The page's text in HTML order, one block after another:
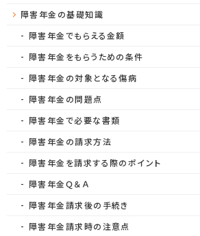
障害年金の基礎知識
障害年金でもらえる金額
障害年金をもらうための条件
障害年金の対象となる傷病
障害年金の問題点
障害年金で必要な書類
障害年金の請求方法
障害年金を請求する際のポイント
障害年金Ｑ＆Ａ
障害年金請求後の手続き
障害年金請求時の注意点